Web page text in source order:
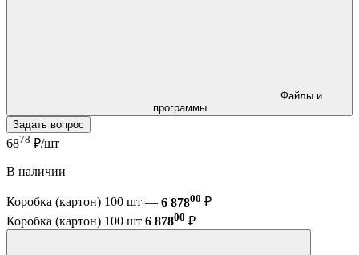
программы
Задать вопрос
6878 ₽/шт
В наличии
Коробка (картон) 100 шт — 6 87800 ₽
Коробка (картон) 100 шт 6 87800 ₽